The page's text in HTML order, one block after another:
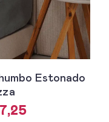
Estonado